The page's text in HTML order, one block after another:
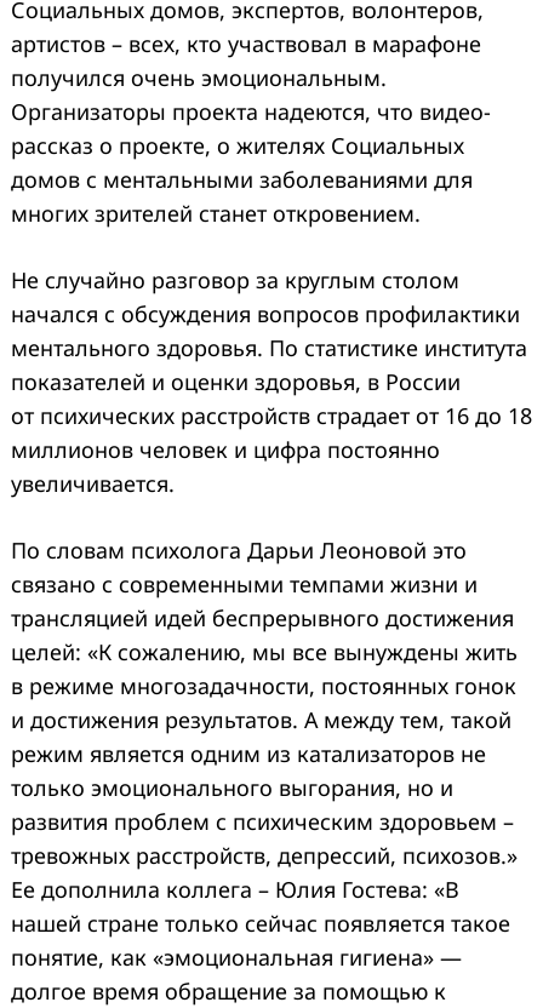
Социальных домов, экспертов, волонтеров,
артистов – всех, кто участвовал в марафоне
получился очень эмоциональным.
Организаторы проекта надеются, что видео-
рассказ о проекте, о жителях Социальных
домов с ментальными заболеваниями для
многих зрителей станет откровением.
Не случайно разговор за круглым столом
начался с обсуждения вопросов профилактики
ментального здоровья. По статистике института
показателей и оценки здоровья, в России
от психических расстройств страдает от 16 до 18
миллионов человек и цифра постоянно
увеличивается.
По словам психолога Дарьи Леоновой это
связано с современными темпами жизни и
трансляцией идей беспрерывного достижения
целей: «К сожалению, мы все вынуждены жить
в режиме многозадачности, постоянных гонок
и достижения результатов. А между тем, такой
режим является одним из катализаторов не
только эмоционального выгорания, но и
развития проблем с психическим здоровьем –
тревожных расстройств, депрессий, психозов.»
Ее дополнила коллега – Юлия Гостева: «В
нашей стране только сейчас появляется такое
понятие, как «эмоциональная гигиена» —
долгое время обращение за помощью к